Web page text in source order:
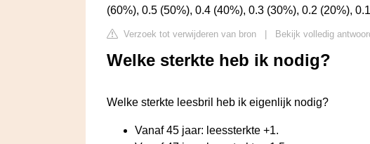
(60%), 0.5 (50%), 0.4 (40%), 0.3 (30%), 0.2 (20%),
Verzoek tot verwijderen van bron Bekijk volledig
Welke sterkte heb ik nodig?
Welke sterkte leesbril heb ik eigenlijk nodig?
Vanaf 45 jaar: leessterkte +1.